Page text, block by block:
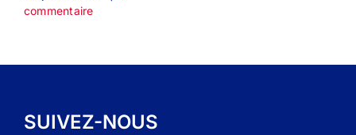
commentaire
SUIVEZ-NOUS